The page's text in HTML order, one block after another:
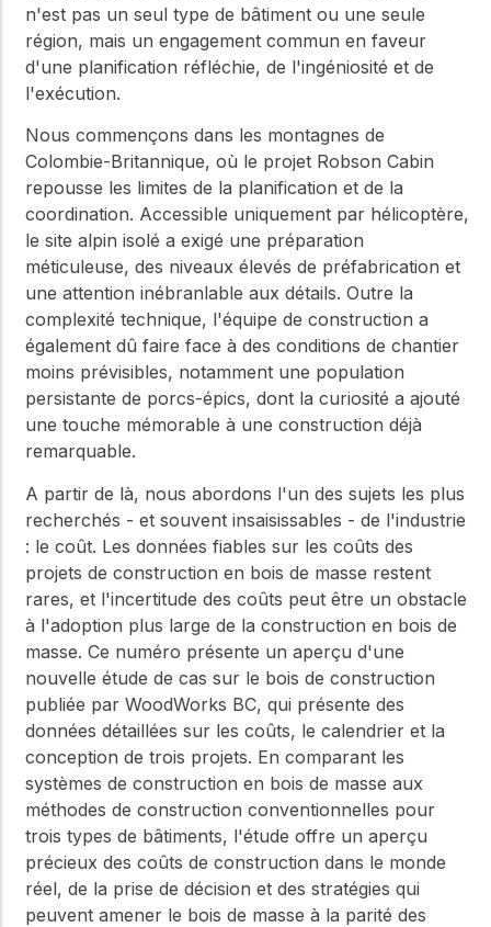
n'est pas un seul type de bâtiment ou une seule
région, mais un engagement commun en faveur
d'une planification réfléchie, de l'ingéniosité et de
l'exécution.
Nous commençons dans les montagnes de
Colombie-Britannique, où le projet Robson Cabin
repousse les limites de la planification et de la
coordination. Accessible uniquement par hélicoptère,
le site alpin isolé a exigé une préparation
méticuleuse, des niveaux élevés de préfabrication et
une attention inébranlable aux détails. Outre la
complexité technique, l'équipe de construction a
également dû faire face à des conditions de chantier
moins prévisibles, notamment une population
persistante de porcs-épics, dont la curiosité a ajouté
une touche mémorable à une construction déjà
remarquable.
A partir de là, nous abordons l'un des sujets les plus
recherchés - et souvent insaisissables - de l'industrie
: le coût. Les données fiables sur les coûts des
projets de construction en bois de masse restent
rares, et l'incertitude des coûts peut être un obstacle
à l'adoption plus large de la construction en bois de
masse. Ce numéro présente un aperçu d'une
nouvelle étude de cas sur le bois de construction
publiée par WoodWorks BC, qui présente des
données détaillées sur les coûts, le calendrier et la
conception de trois projets. En comparant les
systèmes de construction en bois de masse aux
méthodes de construction conventionnelles pour
trois types de bâtiments, l'étude offre un aperçu
précieux des coûts de construction dans le monde
réel, de la prise de décision et des stratégies qui
peuvent amener le bois de masse à la parité des